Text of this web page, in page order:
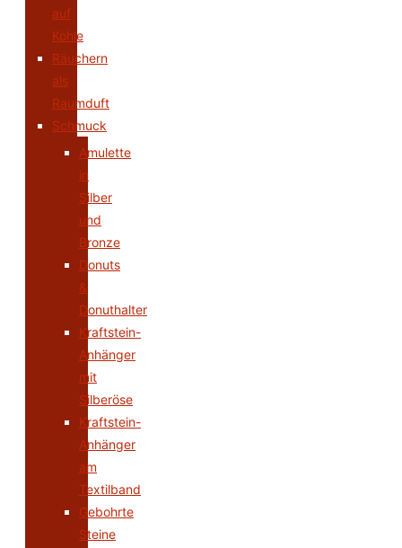
auf
Kohle
Räuchern
als
Raumduft
Schmuck
Amulette
in
Silber
und
Bronze
Donuts
&
Donuthalter
Kraftstein-
Anhänger
mit
Silberöse
Kraftstein-
Anhänger
am
Textilband
Gebohrte
Steine